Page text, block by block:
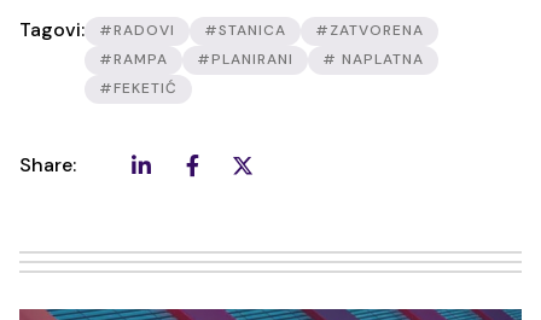
Tagovi: #RADOVI #STANICA
#ZATVORENA
#RAMPA
#PLANIRANI
# NAPLATNA
#FEKETIĆ
Share: